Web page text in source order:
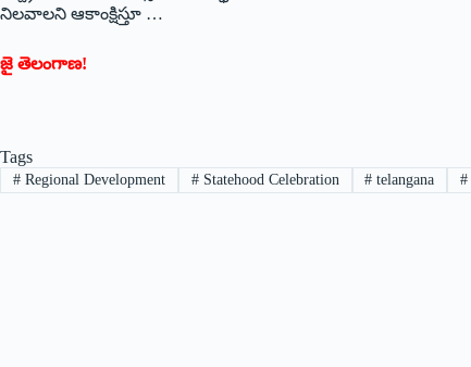
నిలవాలని ఆకాంక్షిస్తూ …
జై తెలంగాణ!
Tags
#Regional Development #Statehood Celebration # telangana #